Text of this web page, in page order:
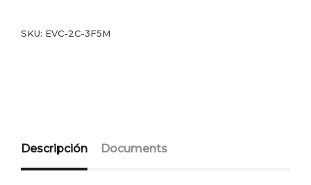
SKU: EVC-2C-3F5M
Descripción Documents